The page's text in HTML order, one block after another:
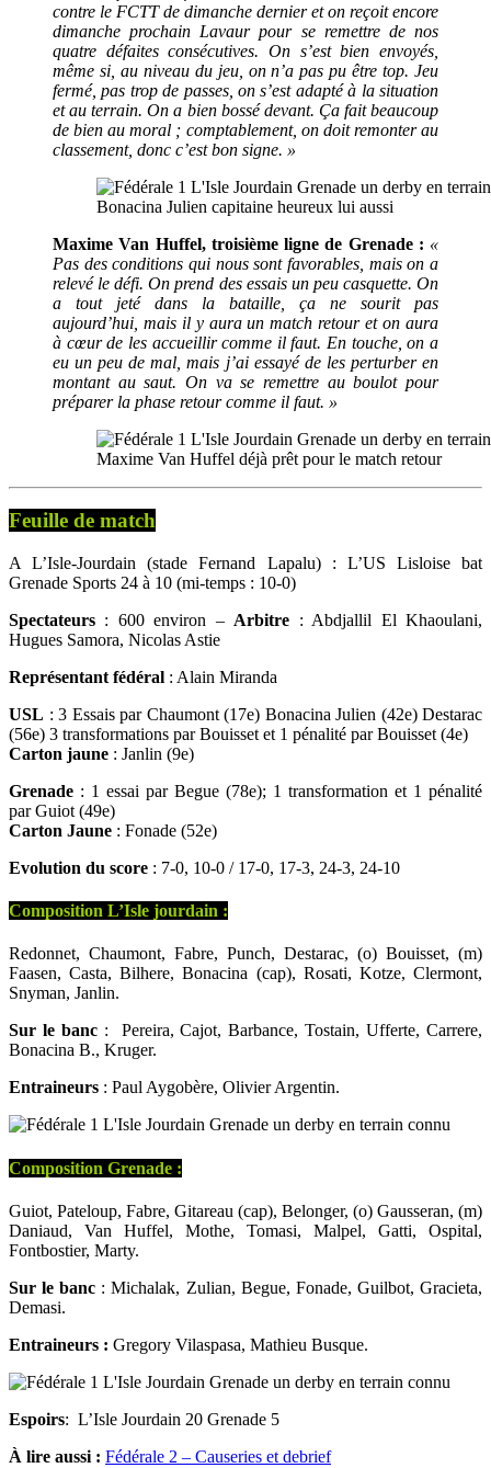
contre le FCTT de dimanche dernier et on reçoit encore
dimanche prochain Lavaur pour se remettre de nos
quatre défaites consécutives. On s’est bien envoyés,
même si, au niveau du jeu, on n’a pas pu être top. Jeu
fermé, pas trop de passes, on s’est adapté à la situation
et au terrain. On a bien bossé devant. Ça fait beaucoup
de bien au moral ; comptablement, on doit remonter au
classement, donc c’est bon signe. »
Bonacina Julien capitaine heureux lui aussi
Maxime Van Huffel, troisième ligne de Grenade : «
Pas des conditions qui nous sont favorables, mais on a
relevé le défi. On prend des essais un peu casquette. On
a tout jeté dans la bataille, ça ne sourit pas
aujourd’hui, mais il y aura un match retour et on aura
à cœur de les accueillir comme il faut. En touche, on a
eu un peu de mal, mais j’ai essayé de les perturber en
montant au saut. On va se remettre au boulot pour
préparer la phase retour comme il faut. »
Maxime Van Huffel déjà prêt pour le match retour
Feuille de match
A L’Isle-Jourdain (stade Fernand Lapalu) : L’US Lisloise bat
Grenade Sports 24 à 10 (mi-temps : 10-0)
Spectateurs : 600 environ – Arbitre : Abdjallil El Khaoulani,
Hugues Samora, Nicolas Astie
Représentant fédéral : Alain Miranda
USL : 3 Essais par Chaumont (17e) Bonacina Julien (42e) Destarac
(56e) 3 transformations par Bouisset et 1 pénalité par Bouisset (4e)
Carton jaune : Janlin (9e)
Grenade : 1 essai par Begue (78e); 1 transformation et 1 pénalité
par Guiot (49e)
Carton Jaune : Fonade (52e)
Evolution du score : 7-0, 10-0 / 17-0, 17-3, 24-3, 24-10
Composition L’Isle jourdain :
Redonnet, Chaumont, Fabre, Punch, Destarac, (o) Bouisset, (m)
Faasen, Casta, Bilhere, Bonacina (cap), Rosati, Kotze, Clermont,
Snyman, Janlin.
Sur le banc: Pereira, Cajot, Barbance, Tostain, Ufferte, Carrere,
Bonacina B., Kruger.
Entraineurs : Paul Aygobère, Olivier Argentin.
Composition Grenade :
Guiot, Pateloup, Fabre, Gitareau (cap), Belonger, (o) Gausseran, (m)
Daniaud, Van Huffel, Mothe, Tomasi, Malpel, Gatti, Ospital,
Fontbostier, Marty.
Sur le banc : Michalak, Zulian, Begue, Fonade, Guilbot, Gracieta,
Demasi.
Entraineurs : Gregory Vilaspasa, Mathieu Busque.
Espoirs: L’Isle Jourdain 20 Grenade 5
À lire aussi : Fédérale 2 – Causeries et debrief